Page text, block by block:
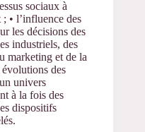
sociaux à
• l’influence des
les décisions des
industriels, des
marketing et de la
des
univers
à la fois des
dispositifs